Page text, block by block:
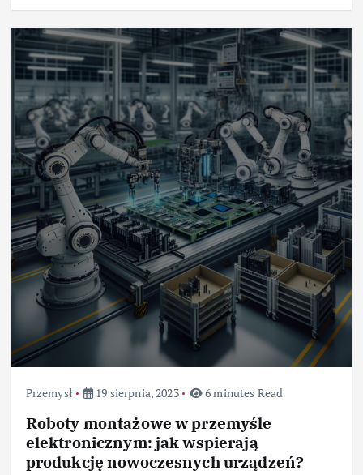
Przemysł 19 sierpnia, 2023 6 minutes Read
Roboty montażowe w przemyśle
elektronicznym: jak wspierają
produkcję nowoczesnych urządzeń?